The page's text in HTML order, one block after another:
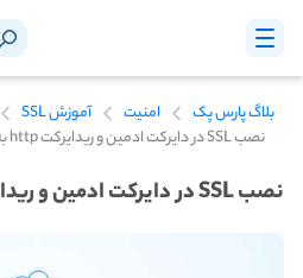
بلاگ پارس پک امنیت
آموزش SSL
نصب SSL در دایرکت ادمین و ریدایرکت http به https
نصب SSL در دایرکت ادمین و ریدایرکت http به https